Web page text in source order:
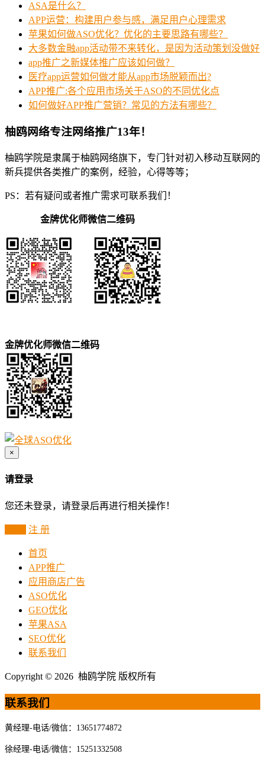
ASA是什么？
APP运营：构建用户参与感，满足用户心理需求
苹果如何做ASO优化？优化的主要思路有哪些？
大多数金融app活动带不来转化，是因为活动策划没做好
app推广之新媒体推广应该如何做？
医疗app运营如何做才能从app市场脱颖而出?
APP推广:各个应用市场关于ASO的不同优化点
如何做好APP推广营销？常见的方法有哪些？
柚鸥网络专注网络推广13年！
柚鸥学院是隶属于柚鸥网络旗下，专门针对初入移动互联网的
新兵提供各类推广的案例，经验，心得等等；
PS：若有疑问或者推广需求可联系我们！
金牌优化师微信二维码
金牌优化师微信二维码
×
请登录
您还未登录，请登录后再进行相关操作！
注 册
首页
APP推广
应用商店广告
ASO优化
GEO优化
苹果ASA
SEO优化
联系我们
Copyright © 2026 柚鸥学院 版权所有
联系我们
黄经理-电话/微信：13651774872
徐经理-电话/微信：15251332508